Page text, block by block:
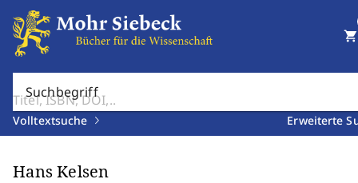
Suchbegriff
Volltextsuche Erweiterte
shopping_cart
Hans Kelsen